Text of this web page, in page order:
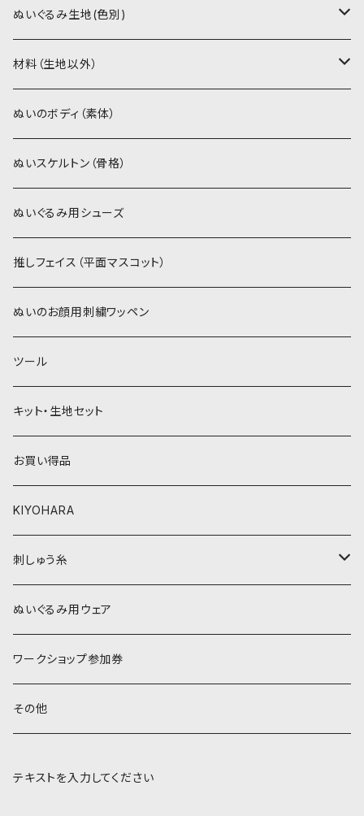
PDFデータ（ダウンロード）
ソフトボア（短毛）
ソフトボア（5mm）
ぬいトリコット
スキンカラー生地
カーリーベルボア
パウダーボア（4mm）
ウィッグボア（8cm）
ぬいぐるみ生地(色別)
ソフトボア
スキンカラー系
白系
黄色・クリーム系
ベージュ・ブラウン系
ぬいトリコット
スキンカラー系
白系
黄色・クリーム系
ベージュ・ブラウン系
材料（生地以外）
アイロン接着シート
ステッチカラー
ミニワッペン
リボン
ぬいのボディ（素体）
ぬいスケルトン（骨格）
ぬいぐるみ用シューズ
推しフェイス（平面マスコット）
ぬいのお顔用刺繍ワッペン
ツール
キット・生地セット
お買い得品
KIYOHARA
刺しゅう糸
COSMO 25番刺しゅう糸
ぬいぐるみ用ウェア
ワークショップ参加券
その他
テキストを入力してください